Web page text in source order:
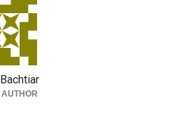
Bachtiar
AUTHOR